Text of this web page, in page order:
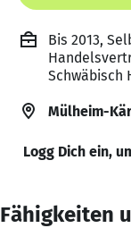
Bis 2013,
Schwäbisch
Mülheim-
Logg Dich ein,
Fähigkeiten